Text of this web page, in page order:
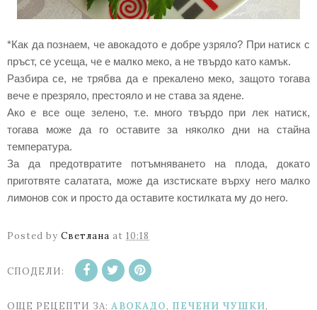
*Как да познаем, че авокадото е добре узряло? При натиск с
пръст, се усеща, че е малко меко, а не твърдо като камък.
Разбира се, не трябва да е прекалено меко, защото тогава
вече е презряло, престояло и не става за ядене.
Ако е все още зелено, т.е. много твърдо при лек натиск,
тогава може да го оставите за няколко дни на стайна
температура.
За да предотвратите потъмняването на плода, докато
приготвяте салатата, може да изстискате върху него малко
лимонов сок и просто да оставите костилката му до него.
Posted by Светлана at 10:18
СПОДЕЛИ:
ОЩЕ РЕЦЕПТИ ЗА: АВОКАДО, ПЕЧЕНИ ЧУШКИ,